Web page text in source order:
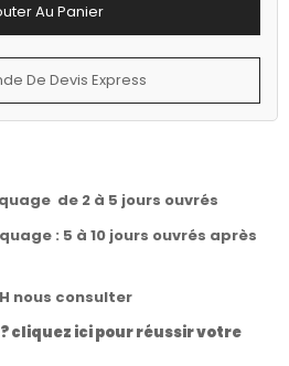
Au Panier
De Devis Express
de 2 à 5 jours ouvrés
: 5 à 10 jours ouvrés après
nous consulter
cliquez ici pour réussir votre